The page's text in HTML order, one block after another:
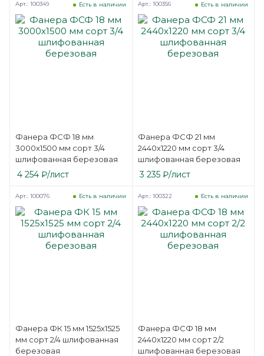
Фанера ФСФ 18 мм
3000х1500 мм сорт 3/4
шлифованная березовая
Есть в наличии
Арт.: 100349
4 254 ₽/лист
Фанера ФСФ 21 мм
2440х1220 мм сорт 3/4
шлифованная березовая
Есть в наличии
Арт.: 100356
3 235₽/лист
Фанера ФК 15 мм 1525х1525
мм сорт 2/4 шлифованная
березовая
Есть в наличии
Арт.: 100076
Фанера ФСФ 18 мм
2440х1220 мм сорт 2/2
шлифованная березовая
Есть в наличии
Арт.: 100322